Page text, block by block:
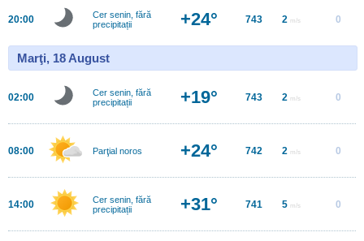
20:00
Cer senin, fără
precipitații
+24° 743 2 m/s 0
Marţi, 18 August
02:00
Cer senin, fără
precipitații
+19° 743 2 m/s 0
08:00 Parţial noros +24° 742 2 m/s 0
14:00
Cer senin, fără
precipitații
+31° 741 5 m/s 0